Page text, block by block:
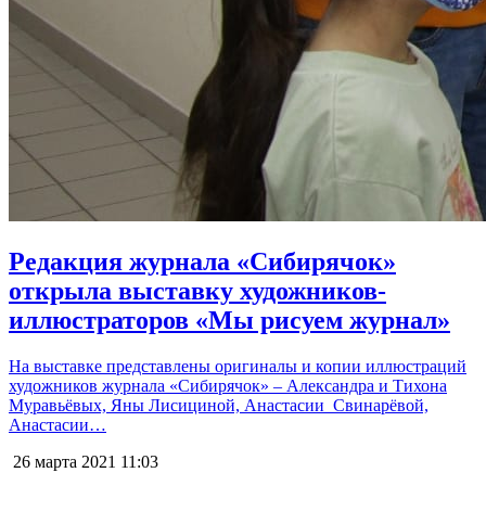
Редакция журнала «Сибирячок»
открыла выставку художников-
иллюстраторов «Мы рисуем журнал»
На выставке представлены оригиналы и копии иллюстраций
художников журнала «Сибирячок» – Александра и Тихона
Муравьёвых, Яны Лисициной, Анастасии Свинарёвой,
Анастасии…
26 марта 2021 11:03